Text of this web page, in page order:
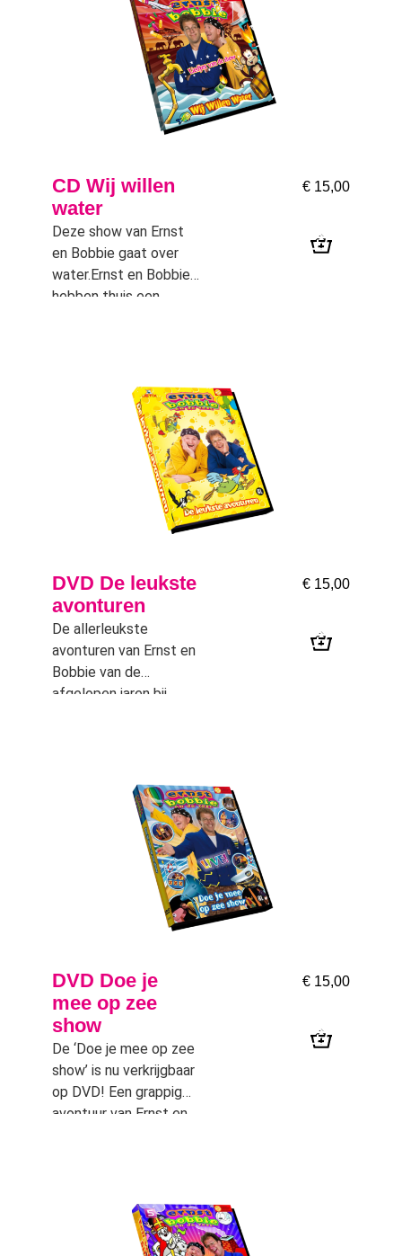
soepkippen en het
bekende “Hallootjes
CD Wij willen
water
Deze show van Ernst
en Bobbie gaat over
water.Ernst en Bobbie
hebben thuis een
Ze willen bellen met
het waterbedrijf maar
€ 15,00
DVD De leukste
avonturen
De allerleukste
avonturen van Ernst en
Bobbie van de
afgelopen jaren bij
€ 15,00
DVD Doe je
mee op zee
show
De ‘Doe je mee op zee
show’ is nu verkrijgbaar
op DVD! Een grappig
avontuur van Ernst en
veel muziek en veel
Gegarandeerd succe
€ 15,00